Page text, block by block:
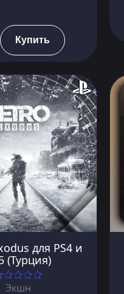
Купить
для PS4 и
(Турция)
Экшн